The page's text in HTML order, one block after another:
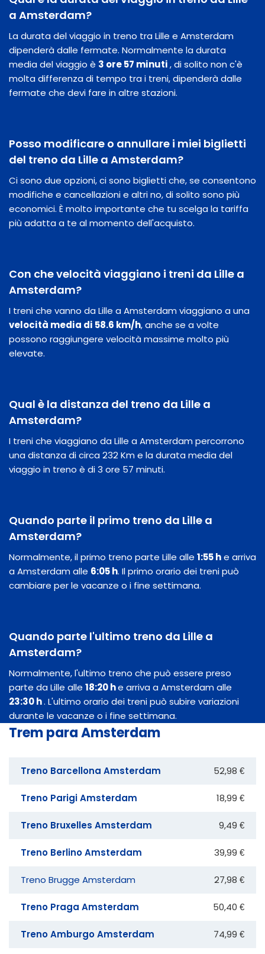
a Amsterdam?
La durata del viaggio in treno tra Lille e Amsterdam
dipenderà dalle fermate. Normalmente la durata
media del viaggio è 3 ore 57 minuti, di solito non c'è
molta differenza di tempo tra i treni, dipenderà dalle
fermate che devi fare in altre stazioni.
Posso modificare o annullare i miei biglietti
del treno da Lille a Amsterdam?
Ci sono due opzioni, ci sono biglietti che, se consentono
modifiche e cancellazioni e altri no, di solito sono più
economici. È molto importante che tu scelga la tariffa
più adatta a te al momento dell'acquisto.
Con che velocità viaggiano i treni da Lille a
Amsterdam?
I treni che vanno da Lille a Amsterdam viaggiano a una
velocità media di 58.6 km/h, anche se a volte
possono raggiungere velocità massime molto più
elevate.
Qual è la distanza del treno da Lille a
Amsterdam?
I treni che viaggiano da Lille a Amsterdam percorrono
una distanza di circa 232 Km e la durata media del
viaggio in treno è di 3 ore 57 minuti.
Quando parte il primo treno da Lille a
Amsterdam?
Normalmente, il primo treno parte Lille alle 1:55 he arriva
a Amsterdam alle 6:05 h. Il primo orario dei treni può
cambiare per le vacanze o i fine settimana.
Quando parte l'ultimo treno da Lille a
Amsterdam?
Normalmente, l'ultimo treno che può essere preso
parte da Lille alle 18:20 he arriva a Amsterdam alle
23:30 h. L'ultimo orario dei treni può subire variazioni
durante le vacanze o i fine settimana.
Trem para Amsterdam
Treno Barcellona Amsterdam 52,98 €
Treno Parigi Amsterdam 18,99 €
Treno Bruxelles Amsterdam 9,49 €
Treno Berlino Amsterdam 39,99 €
Treno Brugge Amsterdam 27,98 €
Treno Praga Amsterdam 50,40 €
Treno Amburgo Amsterdam 74,99 €